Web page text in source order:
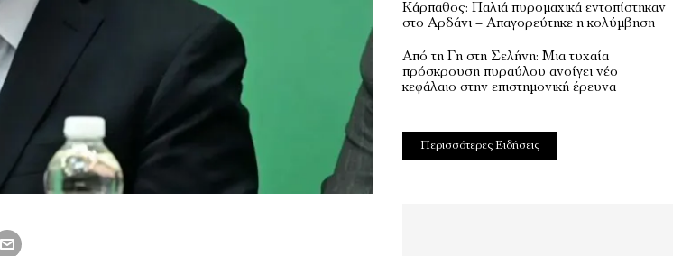
Κάρπαθος: Παλιά πυρομαχικά εντοπίστηκαν
στο Αρδάνι – Απαγορεύτηκε η κολύμβηση
Από τη Γη στη Σελήνη: Μια τυχαία
πρόσκρουση πυραύλου ανοίγει νέο
κεφάλαιο στην επιστημονική έρευνα
Περισσότερες Ειδήσεις